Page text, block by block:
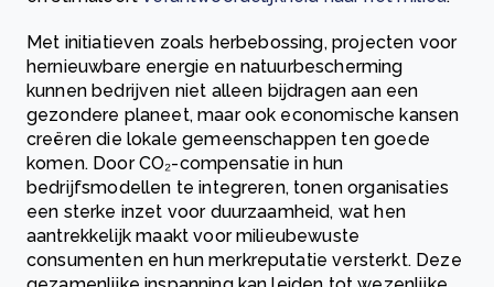
Met initiatieven zoals herbebossing, projecten voor
hernieuwbare energie en natuurbescherming
kunnen bedrijven niet alleen bijdragen aan een
gezondere planeet, maar ook economische kansen
creëren die lokale gemeenschappen ten goede
komen. Door CO₂-compensatie in hun
bedrijfsmodellen te integreren, tonen organisaties
een sterke inzet voor duurzaamheid, wat hen
aantrekkelijk maakt voor milieubewuste
consumenten en hun merkreputatie versterkt. Deze